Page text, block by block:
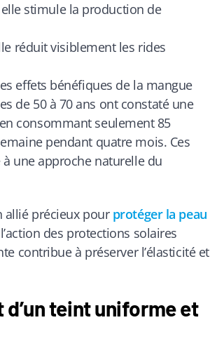
stimule la production de
réduit visiblement les rides
effets bénéfiques de la mangue
de 50 à 70 ans ont constaté une
consommant seulement 85
pendant quatre mois. Ces
une approche naturelle du
allié précieux pour protéger la peau
des protections solaires
contribue à préserver l’élasticité et
teint uniforme et